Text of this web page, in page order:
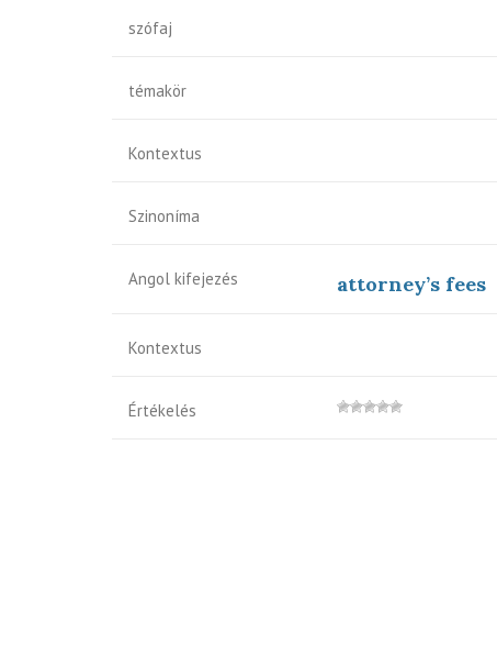
szófaj
témakör
Kontextus
Szinoníma
Angol kifejezés attorney’s fees
Kontextus
Értékelés